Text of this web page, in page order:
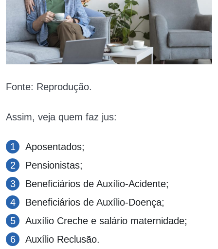
Fonte: Reprodução.
Assim, veja quem faz jus:
Aposentados;
Pensionistas;
Beneficiários de Auxílio-Acidente;
Beneficiários de Auxílio-Doença;
Auxílio Creche e salário maternidade;
Auxílio Reclusão.